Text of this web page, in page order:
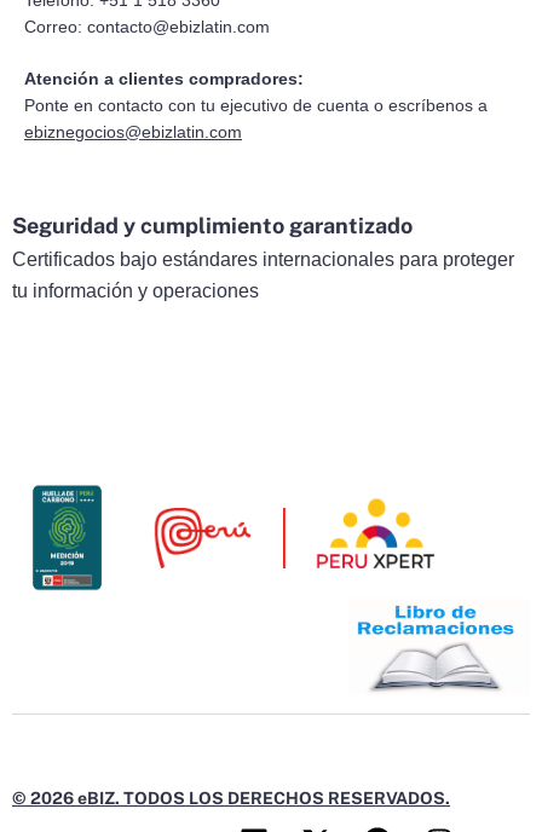
Correo: contacto@ebizlatin.com
Atención a clientes compradores:
Ponte en contacto con tu ejecutivo de cuenta o escríbenos a
ebiznegocios@ebizlatin.com
Seguridad y cumplimiento garantizado
Certificados bajo estándares internacionales para proteger
tu información y operaciones
© 2026 eBIZ. TODOS LOS DERECHOS RESERVADOS.
L X F I